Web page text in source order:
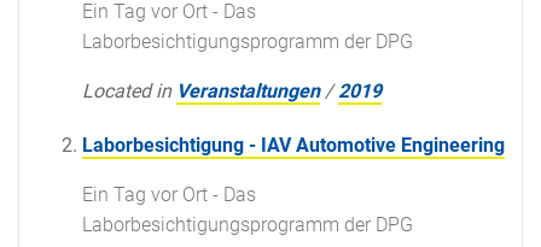
Ein Tag vor Ort - Das
Laborbesichtigungsprogramm der DPG
Located in Veranstaltungen /2019
Laborbesichtigung - IAV Automotive Engineering
Ein Tag vor Ort - Das
Laborbesichtigungsprogramm der DPG